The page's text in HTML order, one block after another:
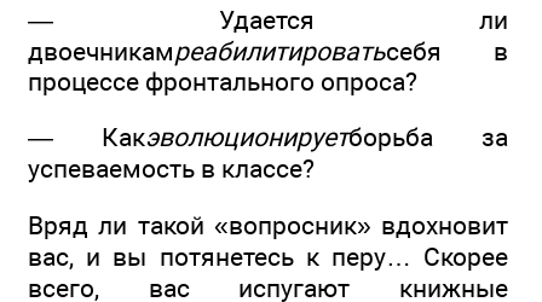
— Удается ли
двоечникамреабилитироватьсебя в
процессе фронтального опроса?
— Какэволюционируетборьба за
успеваемость в классе?
Вряд ли такой «вопросник» вдохновит
вас, и вы потянетесь к перу… Скорее
всего, вас испугают книжные